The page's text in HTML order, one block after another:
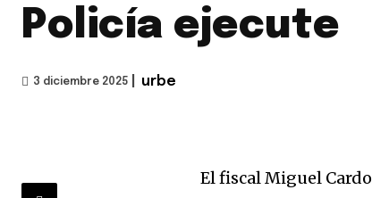
Policía ejecute
3 diciembre 2025 urbe
El fiscal Miguel